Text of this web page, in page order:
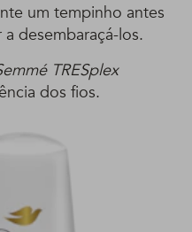
um tempinho antes
desembaraçá-los.
TRESplex
dos fios.